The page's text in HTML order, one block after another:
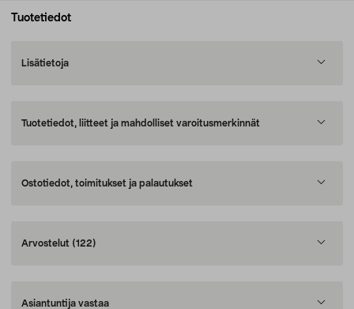
Tuotetiedot
Lisätietoja
Tuotetiedot, liitteet ja mahdolliset varoitusmerkinnät
Ostotiedot, toimitukset ja palautukset
Arvostelut (122)
Asiantuntija vastaa